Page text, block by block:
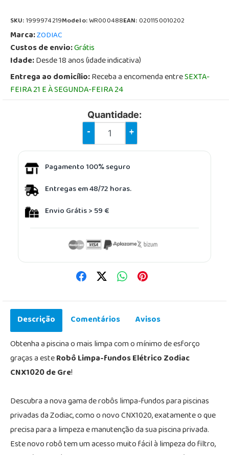
SKU:1999974219Modelo:WR000488EAN:0201150010202
Marca:ZODIAC
Custos de envio:Grátis
Idade:Desde 18 anos (idade indicativa)
Entrega ao domicílio:Receba a encomenda entreSEXTA-
FEIRA 21 E À SEGUNDA-FEIRA 24
Quantidade:
- +
Pagamento 100% seguro
Entregas em 48/72 horas.
Envio Grátis > 59 €
Descrição Comentários
Avisos
Obtenha a piscina o mais limpa com o mínimo de esforço
graças a esteRobô Limpa-fundos Elétrico Zodiac
CNX1020 de Gre!
Descubra a nova gama de robôs limpa-fundos para piscinas
privadas da Zodiac, como o novo CNX1020, exatamente o que
precisa para a limpeza e manutenção da sua piscina privada.
Este novo robô tem um acesso muito fácil à limpeza do filtro,